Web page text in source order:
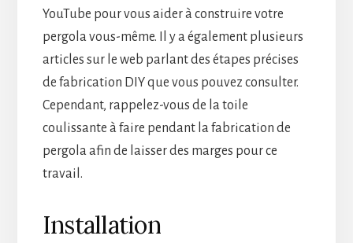
YouTube pour vous aider à construire votre
pergola vous-même. Il y a également plusieurs
articles sur le web parlant des étapes précises
de fabrication DIY que vous pouvez consulter.
Cependant, rappelez-vous de la toile
coulissante à faire pendant la fabrication de
pergola afin de laisser des marges pour ce
travail.
Installation